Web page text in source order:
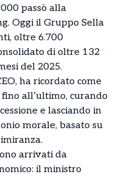
passò alla
Oggi il Gruppo Sella
oltre 6.700
di oltre 132
del 2025.
ha ricordato come
all’ultimo, curando
e lasciando in
morale, basato su
arrivati da
il ministro